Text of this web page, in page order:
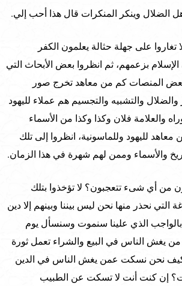
الضلال وينكر المنكرات قال هذا أحب إلي.
تغاروا على جهلة حثالة يعلمون الكفر
بزعمهم، ثم انظروا بعض الأبحاث التي
المنصات كم من معاهد تخرج صور
والتشبيه والتجسيم هم عملاء لليهود
والعلامة فلان وكذا وكذا من الأسماء
معاهد لليهود وللماسونية، انظروا إلى تلك
والأسماء وممن لهم شهرة في هذا الزمان.
أي شىء تتعجبون؟ لا تؤخذوا بتلك
التي نحذر منها نحن ليس بيننا وبينهم إلا دين
بالواجب الذي علينا سنموت وسنسأل يوم
من يغش الناس في البيع والشراء تعمل ثورة
كيف نحن نسكت عمن يغش الناس في الدين
إن كنت أنت لا تسكت عن الطبيب